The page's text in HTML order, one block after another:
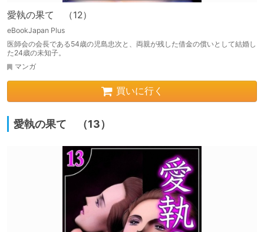
愛執の果て （12）
eBookJapan Plus
医師会の会長である54歳の児島忠次と、両親が残した借金の償いとして結婚し
た24歳の未知子。
マンガ
買いに行く
愛執の果て （13）